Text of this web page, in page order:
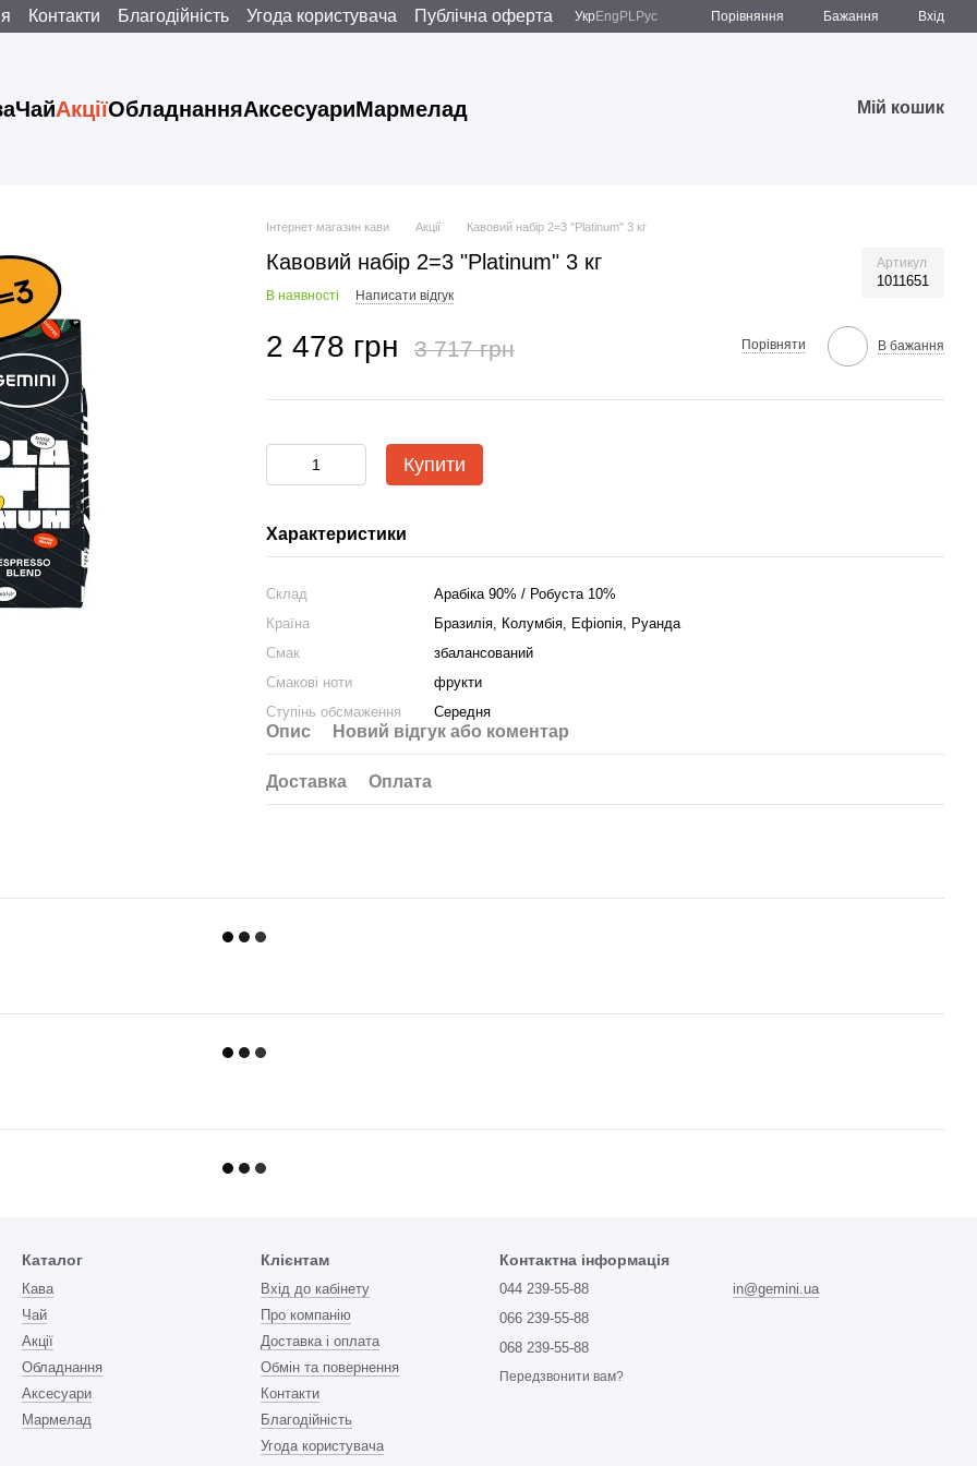
Контакти Благодійність Угода користувача Публічна оферта Укр Eng PLРус Порівняння Бажання Вхід
ЧайАкціїОбладнанняАксесуариМармелад Мій кошик
Інтернет магазин кави Акції Кавовий набір 2=3 "Platinum" 3 кг
Кавовий набір 2=3 "Platinum" 3 кг Артикул
1011651
В наявності Написати відгук
2 478 грн 3 717 грн Порівняти В бажання
Купити
Характеристики
Склад
Арабіка 90% / Робуста 10%
Країна
Бразилія, Колумбія, Ефіопія, Руанда
Смак
збалансований
Смакові ноти
фрукти
Ступінь обсмаження
Середня
Опис Новий відгук або коментар
Доставка Оплата
Каталог
Кава
Чай
Акції
Обладнання
Аксесуари
Мармелад
Клієнтам
Вхід до кабінету
Про компанію
Доставка і оплата
Обмін та повернення
Контакти
Благодійність
Угода користувача
Контактна інформація
044 239-55-88
066 239-55-88
068 239-55-88
Передзвонити вам?
in@gemini.ua